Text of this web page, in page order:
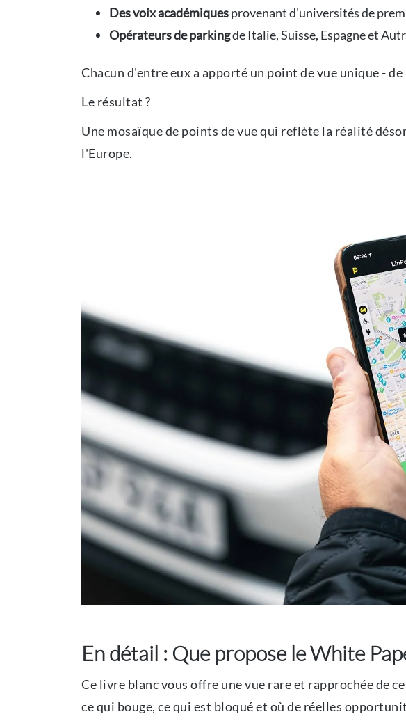
Des voix académiquesprovenant d'universités de
Opérateurs de parkingde Italie, Suisse, Espagne et
Chacun d'entre eux a apporté un point de vue unique -
Le résultat ?
Une mosaïque de points de vue qui reflète la réalité
l'Europe.
En détail : Que propose le White
Ce livre blanc vous offre une vue rare et rapprochée de
ce qui bouge, ce qui est bloqué et où de réelles